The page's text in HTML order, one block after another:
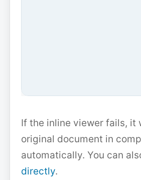
If the inline viewer fails, it
original document in
automatically. You can
directly.